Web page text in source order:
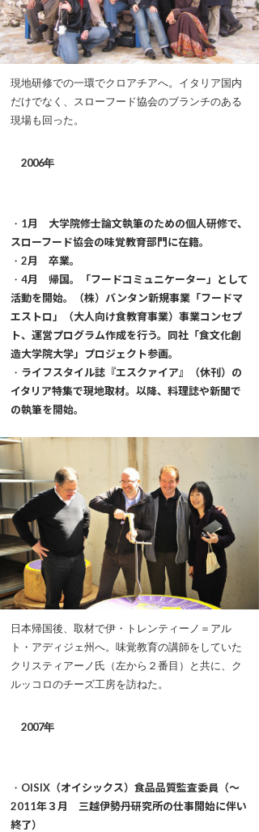
現地研修での一環でクロアチアへ。イタリア国内
だけでなく、スローフード協会のブランチのある
現場も回った。
2006年
・ 1月 大学院修士論文執筆のための個人研修で、
スローフード協会の味覚教育部門に在籍。
・ 2月 卒業。
・ 4月 帰国。「フードコミュニケーター」として
活動を開始。（株）バンタン新規事業「フードマ
エストロ」（大人向け食教育事業）事業コンセプ
ト、運営プログラム作成を行う。同社「食文化創
造大学院大学」プロジェクト参画。
・ ライフスタイル誌『エスクァイア』（休刊）の
イタリア特集で現地取材。以降、料理誌や新聞で
の執筆を開始。
日本帰国後、取材で伊・トレンティーノ＝アル
ト・アディジェ州へ。味覚教育の講師をしていた
クリスティアーノ氏（左から２番目）と共に、ク
ルッコロのチーズ工房を訪ねた。
2007年
・ OISIX（オイシックス）食品品質監査委員（〜
2011年３月 三越伊勢丹研究所の仕事開始に伴い
終了）